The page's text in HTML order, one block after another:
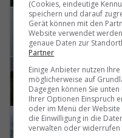
Flims
Flims:
Flims:
(Cookies, eindeutige
speichern und darauf
Gerät können mit den
Website verwendet
genaue Daten zur
Partner
Einige Anbieter nutzen
möglicherweise auf
Dagegen können Sie
Ihrer Optionen Einspruch
oder im Menü der Website
die Einwilligung in die
verwalten oder widerrufen